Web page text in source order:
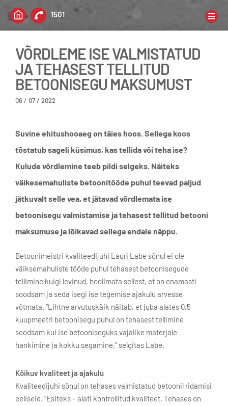
1501
BETOON
HINNAD
SERTIFIKAADID
REFERENTSID
UUDISED
KONTAKT
VÕRDLEME ISE VALMISTATUD
JA TEHASEST TELLITUD
BETOONISEGU MAKSUMUST
06 / 07 / 2022
Suvine ehitushooaeg on täies hoos. Sellega koos
tõstatub sageli küsimus, kas tellida või teha ise?
Kulude võrdlemine teeb pildi selgeks. Näiteks
väikesemahuliste betoonitööde puhul teevad paljud
jätkuvalt selle vea, et jätavad võrdlemata ise
betoonisegu valmistamise ja tehasest tellitud betooni
maksumuse ja lõikavad sellega endale näppu.
Betoonimeistri kvaliteedijuhi Lauri Labe sõnul ei ole
väiksemahuliste tööde puhul tehasest betoonisegude
tellimine kuigi levinud, hoolimata sellest, et on enamasti
soodsam ja seda isegi ise tegemise ajakulu arvesse
võtmata. “Lihtne arvutuskäik näitab, et juba alates 0,5
kuupmeetri betoonisegu puhul on tehasest tellimine
soodsam kui ise betooniseguks vajalike materjale
hankimine ja kokku segamine,” selgitas Labe.
Kõikuv kvaliteet ja ajakulu
Kvaliteedijuhi sõnul on tehases valmistatud betoonil ridamisi
eeliseid. “Esiteks – alati kontrollitud kvaliteet. Tehases on